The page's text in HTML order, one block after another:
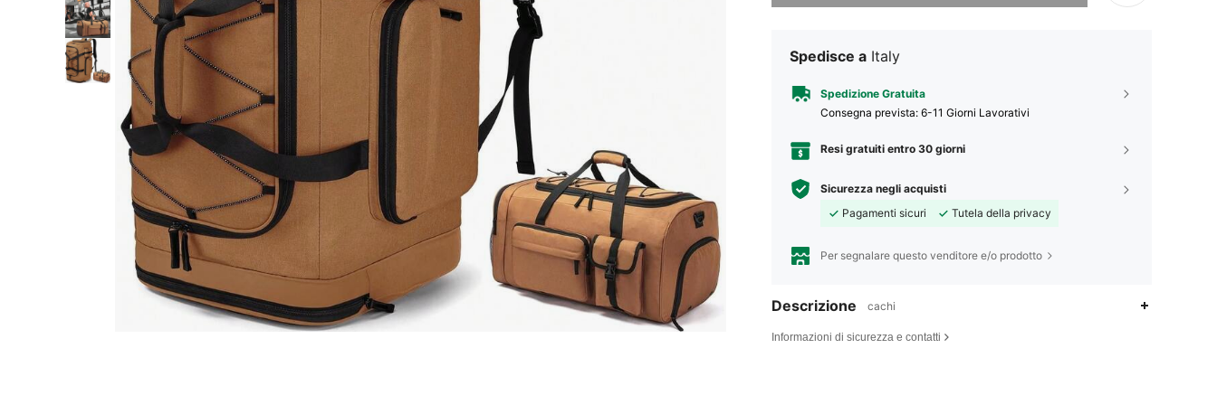
Spedisce a Italy
Spedizione Gratuita
Consegna prevista: 6-11 Giorni Lavorativi
Resi gratuiti entro 30 giorni
Sicurezza negli acquisti
Pagamenti sicuri
Tutela della privacy
Per segnalare questo venditore e/o prodotto
Descrizione cachi
Informazioni di sicurezza e contatti